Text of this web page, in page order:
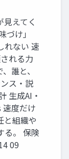
えてく
づけ」
れない 速
れる力
誰と、
ス・説
生成AI・
速度だけ
と組織や
る。 保険
09